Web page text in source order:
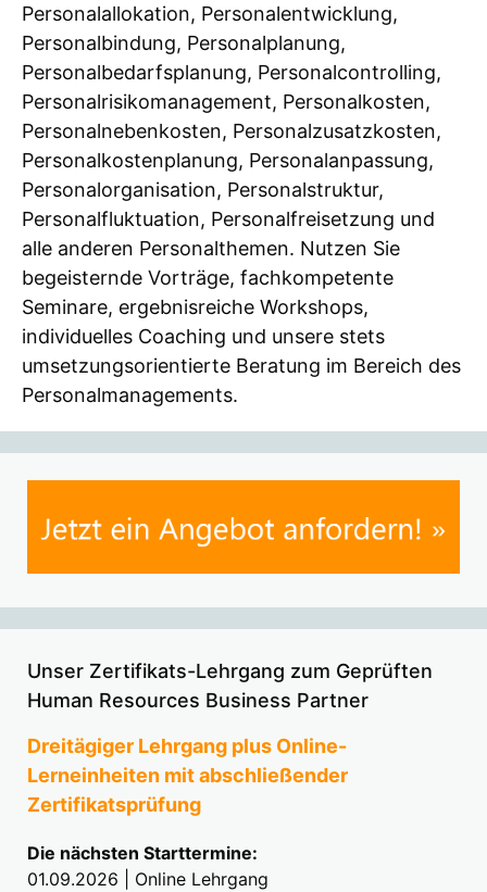
Personalallokation, Personalentwicklung,
Personalbindung, Personalplanung,
Personalbedarfsplanung, Personalcontrolling,
Personalrisikomanagement, Personalkosten,
Personalnebenkosten, Personalzusatzkosten,
Personalkostenplanung, Personalanpassung,
Personalorganisation, Personalstruktur,
Personalfluktuation, Personalfreisetzung und
alle anderen Personalthemen. Nutzen Sie
begeisternde Vorträge, fachkompetente
Seminare, ergebnisreiche Workshops,
individuelles Coaching und unsere stets
umsetzungsorientierte Beratung im Bereich des
Personalmanagements.
Unser Zertifikats-Lehrgang zum Geprüften
Human Resources Business Partner
Dreitägiger Lehrgang plus Online-
Lerneinheiten mit abschließender
Zertifikatsprüfung
Die nächsten Starttermine:
01.09.2026 | Online Lehrgang